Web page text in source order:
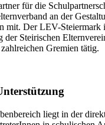
für die
an der
mit. Der LEV-Steiermark
der Steirischen
Gremien tätig.
liegt in der